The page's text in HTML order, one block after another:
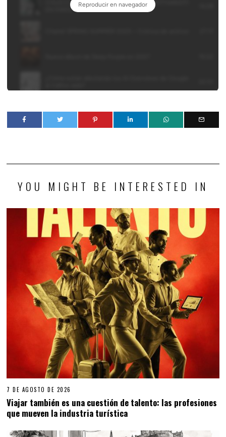
YOU MIGHT BE INTERESTED IN
7 DE AGOSTO DE 2026
Viajar también es una cuestión de talento: las profesiones
que mueven la industria turística